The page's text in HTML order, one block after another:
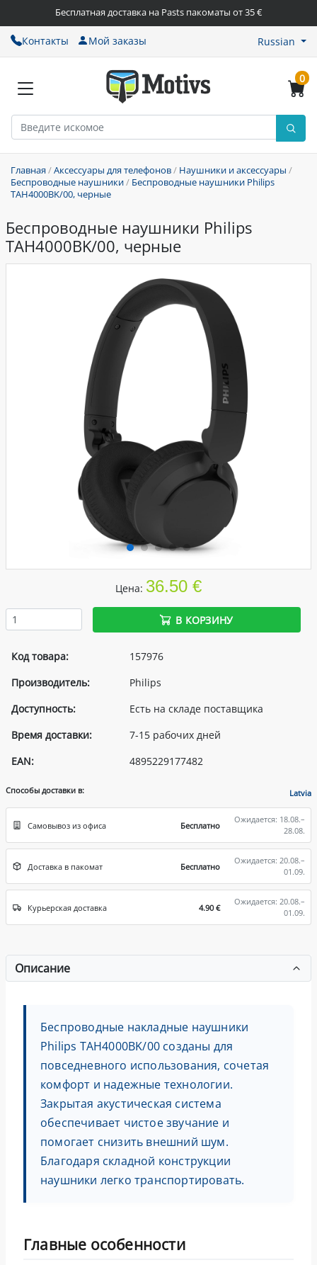
Бесплатная доставка на Pasts пакоматы от 35 €
Контакты Мой заказы Russian
0
Главная/Аксессуары для телефонов/ Наушники и аксессуары /
Беспроводные наушники/ Беспроводные наушники Philips
TAH4000BK/00, черные
Беспроводные наушники Philips
TAH4000BK/00, черные
Цена: 36.50 €
В КОРЗИНУ
Код товара:
157976
Производитель:
Philips
Доступность:
Есть на складе поставщика
Время доставки:
7-15 рабочих дней
EAN:
4895229177482
Способы доставки в: Latvia
Самовывоз из офиса Бесплатно
Ожидается: 18.08.–
28.08.
Доставка в пакомат Бесплатно
Ожидается: 20.08.–
01.09.
Курьерская доставка 4.90 €
Ожидается: 20.08.–
01.09.
Описание
Беспроводные накладные наушники
Philips TAH4000BK/00 созданы для
повседневного использования, сочетая
комфорт и надежные технологии.
Закрытая акустическая система
обеспечивает чистое звучание и
помогает снизить внешний шум.
Благодаря складной конструкции
наушники легко транспортировать.
Главные особенности